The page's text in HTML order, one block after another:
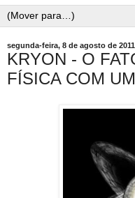
segunda-feira, 8 de agosto de 2011
KRYON - O
FÍSICA COM